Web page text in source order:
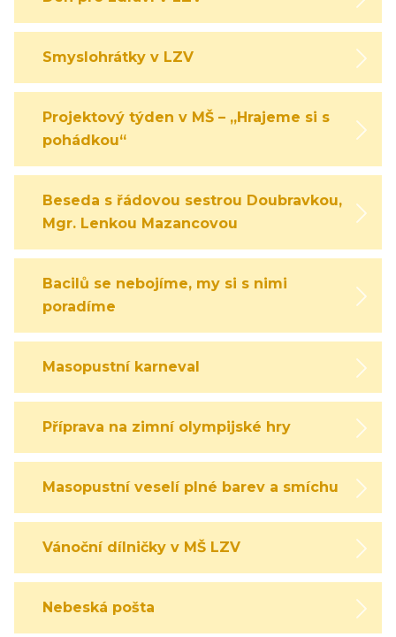
Smyslohrátky v LZV
Projektový týden v MŠ – „Hrajeme si s
pohádkou“
Beseda s řádovou sestrou Doubravkou,
Mgr. Lenkou Mazancovou
Bacilů se nebojíme, my si s nimi
poradíme
Masopustní karneval
Příprava na zimní olympijské hry
Masopustní veselí plné barev a smíchu
Vánoční dílničky v MŠ LZV
Nebeská pošta